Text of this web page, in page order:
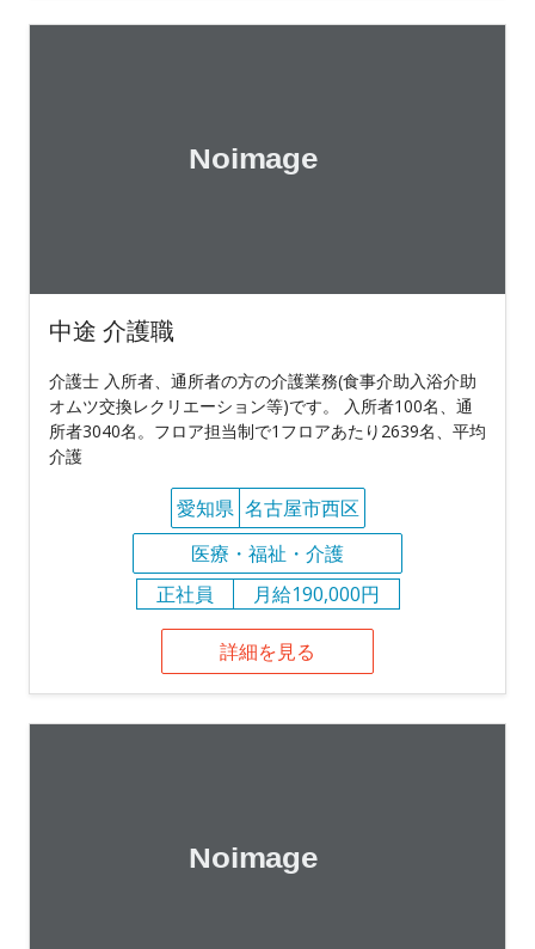
中途 介護職
介護士 入所者、通所者の方の介護業務(食事介助入浴介助
オムツ交換レクリエーション等)です。 入所者100名、通
所者3040名。フロア担当制で1フロアあたり2639名、平均
介護
愛知県 名古屋市西区
医療・福祉・介護
正社員
月給190,000円
詳細を見る